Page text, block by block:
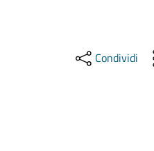
Condividi